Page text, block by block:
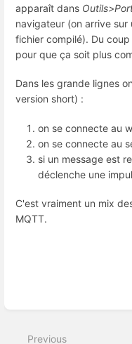
apparaît dans
navigateur (on arrive
fichier compilé). Du
pour que ça soit plus
Dans les grande lignes
version short) :
on se connecte au
on se connecte au
si un message est
déclenche une
C'est vraiment un mix
MQTT.
mode
Previous